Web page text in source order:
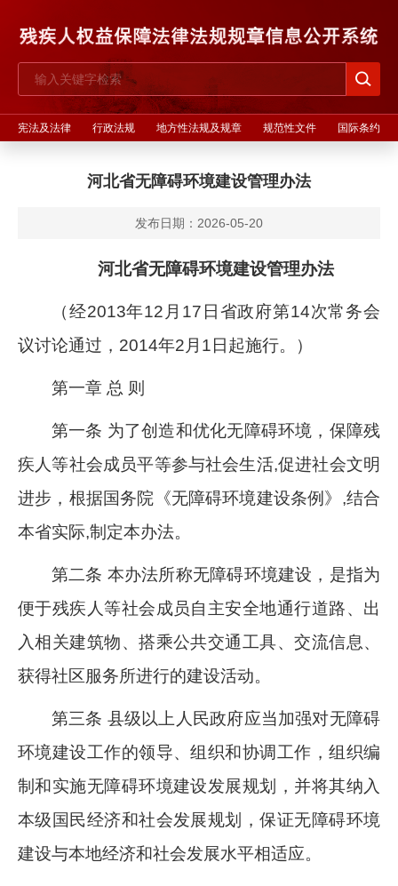
宪法及法律 行政法规 地方性法规及规章 规范性文件 国际条约
河北省无障碍环境建设管理办法
发布日期：2026-05-20
河北省无障碍环境建设管理办法
（经2013年12月17日省政府第14次常务会
议讨论通过，2014年2月1日起施行。）
第一章 总 则
第一条 为了创造和优化无障碍环境，保障残
疾人等社会成员平等参与社会生活,促进社会文明
进步，根据国务院《无障碍环境建设条例》,结合
本省实际,制定本办法。
第二条 本办法所称无障碍环境建设，是指为
便于残疾人等社会成员自主安全地通行道路、出
入相关建筑物、搭乘公共交通工具、交流信息、
获得社区服务所进行的建设活动。
第三条 县级以上人民政府应当加强对无障碍
环境建设工作的领导、组织和协调工作，组织编
制和实施无障碍环境建设发展规划，并将其纳入
本级国民经济和社会发展规划，保证无障碍环境
建设与本地经济和社会发展水平相适应。